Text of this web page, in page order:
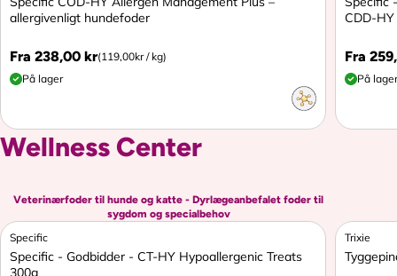
allergivenligt hundefoder
N
o
a
l
Fra 238,00 krS
r
s
(119,00kr / kg)
På lager
CDD-HY
N
o
a
Fra
På
Wellness Center
Veterinærfoder til hunde og katte - Dyrlægeanbefalet foder til
sygdom og specialbehov
Rabat v/6stk 10%
Specific
Specific - Godbidder - CT-HY Hypoallergenic Treats
300g
Trixie